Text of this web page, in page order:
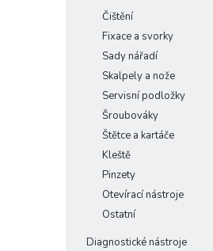
Čištění
Fixace a svorky
Sady nářadí
Skalpely a nože
Servisní podložky
Šroubováky
Štětce a kartáče
Kleště
Pinzety
Otevírací nástroje
Ostatní
Diagnostické nástroje